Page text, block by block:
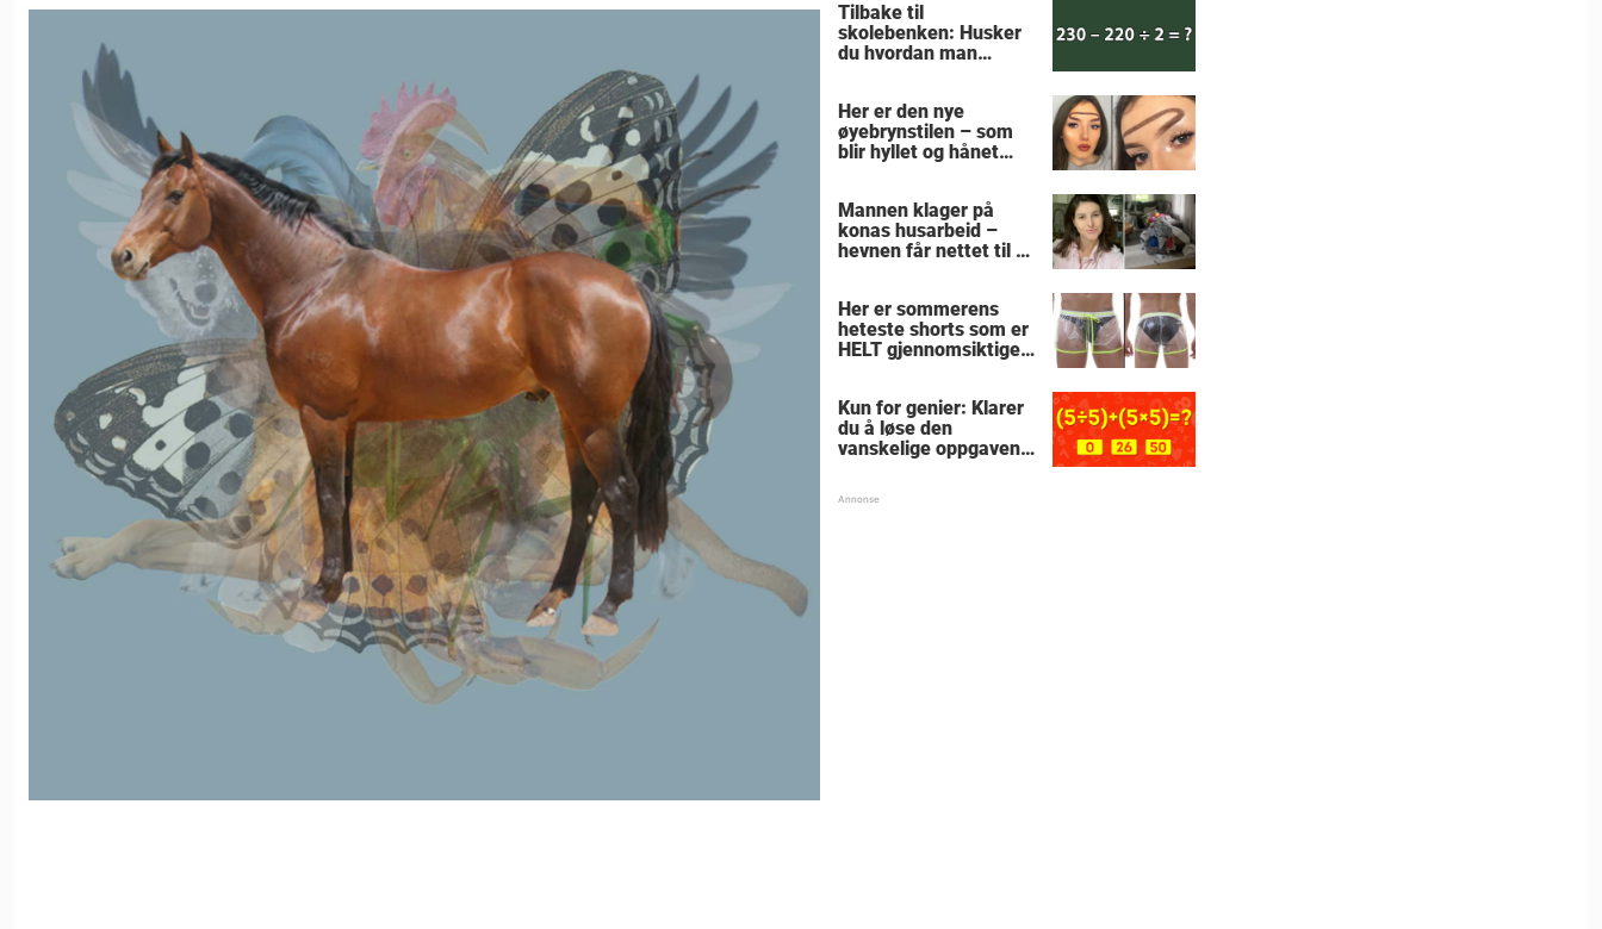
Tilbake til
skolebenken: Husker
du hvordan man
Her er den nye
øyebrynstilen – som
blir hyllet og hånet
Mannen klager på
konas husarbeid –
hevnen får nettet til å
Her er sommerens
heteste shorts som er
HELT gjennomsiktige
Kun for genier: Klarer
du å løse den
vanskelige oppgaven